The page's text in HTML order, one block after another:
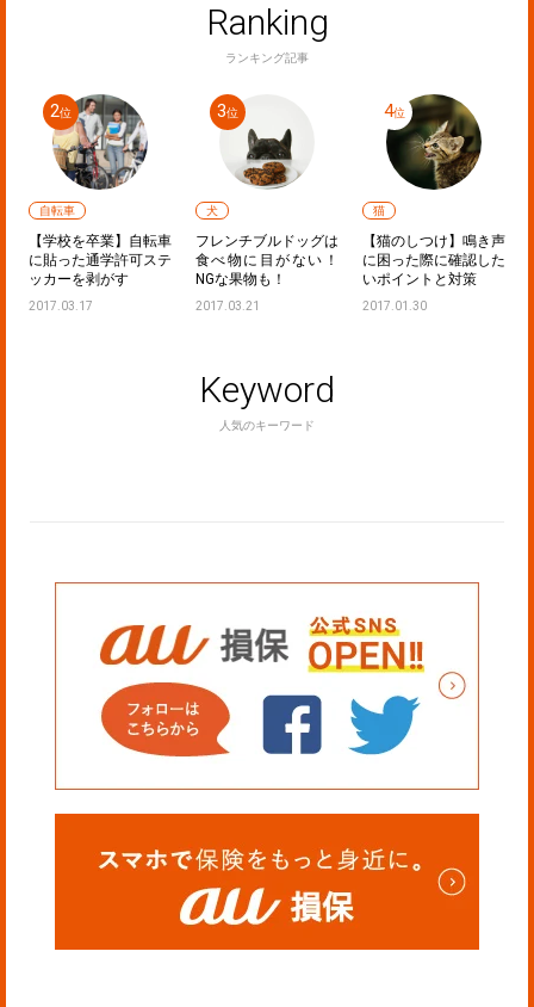
Ranking
ランキング記事
自転車
【学校を卒業】自転車
に貼った通学許可ステ
ッカーを剥がす
2017.03.17
犬
フレンチブルドッグは
食べ物に目がない！
NGな果物も！
2017.03.21
猫
【猫のしつけ】鳴き声
に困った際に確認した
いポイントと対策
2017.01.30
Keyword
人気のキーワード